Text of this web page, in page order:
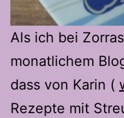
Als ich bei
monatlichem
dass von Karin (
Rezepte mit